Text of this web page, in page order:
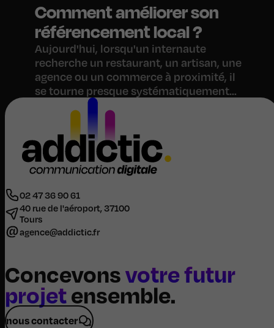
Comment améliorer son
référencement local ?
Aujourd'hui, lorsqu'un internaute
recherche un restaurant, un artisan, une
agence ou un commerce à proximité, il
se tourne presque systématiquement...
02 47 36 90 61
40 rue de l'aéroport, 37100
Tours
agence@addictic.fr
Concevonsvotre futur
projetensemble.
nous contacter